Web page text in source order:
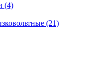
(4)
(21)